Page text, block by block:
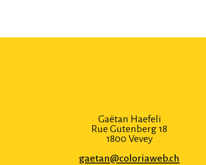
Gaëtan Haefeli
Rue Gutenberg 18
1800 Vevey
gaetan@coloriaweb.ch